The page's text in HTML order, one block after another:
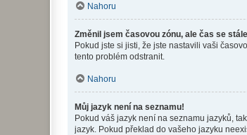
Nahoru
Změnil jsem časovou zónu, ale čas se
Pokud jste si jisti, že jste nastavili vaši
tento problém odstranit.
Nahoru
Můj jazyk není na seznamu!
Pokud váš jazyk není na seznamu jazyků,
jazyk. Pokud překlad do vašeho jazyku